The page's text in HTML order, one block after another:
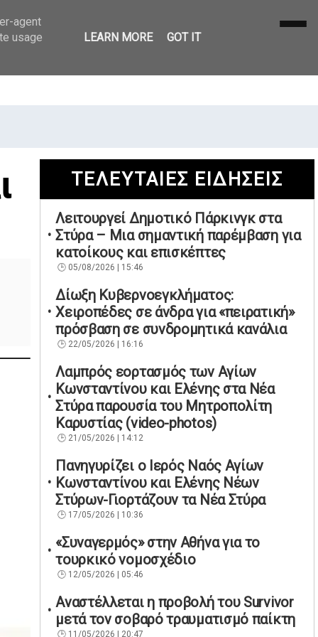
ΤΕΛΕΥΤΑΙΕΣ ΕΙΔΗΣΕΙΣ
Λειτουργεί Δημοτικό Πάρκινγκ στα
Στύρα – Μια σημαντική παρέμβαση για
κατοίκους και επισκέπτες
05/08/2026 | 15:46
Δίωξη Κυβερνοεγκλήματος:
Χειροπέδες σε άνδρα για «πειρατική»
πρόσβαση σε συνδρομητικά κανάλια
22/05/2026 | 16:16
Λαμπρός εορτασμός των Αγίων
Κωνσταντίνου και Ελένης στα Νέα
Στύρα παρουσία του Μητροπολίτη
Καρυστίας (video-photos)
21/05/2026 | 14:12
Πανηγυρίζει ο Ιερός Ναός Αγίων
Κωνσταντίνου και Ελένης Νέων
Στύρων-Γιορτάζουν τα Νέα Στύρα
17/05/2026 | 10:36
«Συναγερμός» στην Αθήνα για το
τουρκικό νομοσχέδιο
12/05/2026 | 05:46
Αναστέλλεται η προβολή του Survivor
μετά τον σοβαρό τραυματισμό παίκτη
11/05/2026 | 20:47
agent
usage
LEARN MORE GOT IT